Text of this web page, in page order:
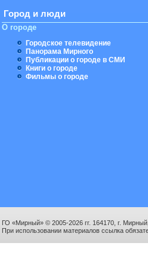
Город и люди
О городе
Городское телевидение
Панорама Мирного
Публикации о городе в СМИ
Книги о городе
Фильмы о городе
ГО «Мирный» © 2005-2026 гг. 164170, г.
При использовании материалов ссылка